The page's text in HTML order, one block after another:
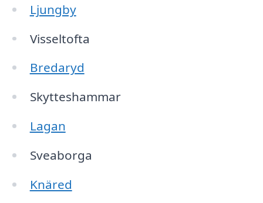
Ljungby
Visseltofta
Bredaryd
Skytteshammar
Lagan
Sveaborga
Knäred